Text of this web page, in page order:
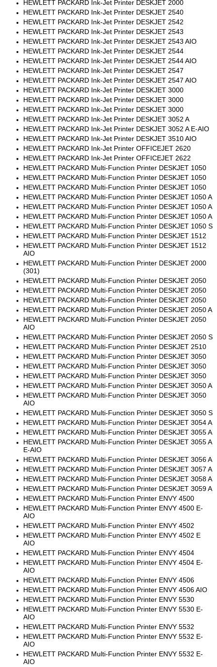
HEWLETT PACKARD Ink-Jet Printer DESKJET 2000
HEWLETT PACKARD Ink-Jet Printer DESKJET 2540
HEWLETT PACKARD Ink-Jet Printer DESKJET 2542
HEWLETT PACKARD Ink-Jet Printer DESKJET 2543
HEWLETT PACKARD Ink-Jet Printer DESKJET 2543 AIO
HEWLETT PACKARD Ink-Jet Printer DESKJET 2544
HEWLETT PACKARD Ink-Jet Printer DESKJET 2544 AIO
HEWLETT PACKARD Ink-Jet Printer DESKJET 2547
HEWLETT PACKARD Ink-Jet Printer DESKJET 2547 AIO
HEWLETT PACKARD Ink-Jet Printer DESKJET 3000
HEWLETT PACKARD Ink-Jet Printer DESKJET 3000
HEWLETT PACKARD Ink-Jet Printer DESKJET 3000
HEWLETT PACKARD Ink-Jet Printer DESKJET 3052 A
HEWLETT PACKARD Ink-Jet Printer DESKJET 3052 A E-AIO
HEWLETT PACKARD Ink-Jet Printer DESKJET 3510 AIO
HEWLETT PACKARD Ink-Jet Printer OFFICEJET 2620
HEWLETT PACKARD Ink-Jet Printer OFFICEJET 2622
HEWLETT PACKARD Multi-Function Printer DESKJET 1050
HEWLETT PACKARD Multi-Function Printer DESKJET 1050
HEWLETT PACKARD Multi-Function Printer DESKJET 1050
HEWLETT PACKARD Multi-Function Printer DESKJET 1050 A
HEWLETT PACKARD Multi-Function Printer DESKJET 1050 A
HEWLETT PACKARD Multi-Function Printer DESKJET 1050 A
HEWLETT PACKARD Multi-Function Printer DESKJET 1050 S
HEWLETT PACKARD Multi-Function Printer DESKJET 1512
HEWLETT PACKARD Multi-Function Printer DESKJET 1512
AIO
HEWLETT PACKARD Multi-Function Printer DESKJET 2000
(301)
HEWLETT PACKARD Multi-Function Printer DESKJET 2050
HEWLETT PACKARD Multi-Function Printer DESKJET 2050
HEWLETT PACKARD Multi-Function Printer DESKJET 2050
HEWLETT PACKARD Multi-Function Printer DESKJET 2050 A
HEWLETT PACKARD Multi-Function Printer DESKJET 2050
AIO
HEWLETT PACKARD Multi-Function Printer DESKJET 2050 S
HEWLETT PACKARD Multi-Function Printer DESKJET 2510
HEWLETT PACKARD Multi-Function Printer DESKJET 3050
HEWLETT PACKARD Multi-Function Printer DESKJET 3050
HEWLETT PACKARD Multi-Function Printer DESKJET 3050
HEWLETT PACKARD Multi-Function Printer DESKJET 3050 A
HEWLETT PACKARD Multi-Function Printer DESKJET 3050
AIO
HEWLETT PACKARD Multi-Function Printer DESKJET 3050 S
HEWLETT PACKARD Multi-Function Printer DESKJET 3054 A
HEWLETT PACKARD Multi-Function Printer DESKJET 3055 A
HEWLETT PACKARD Multi-Function Printer DESKJET 3055 A
E-AIO
HEWLETT PACKARD Multi-Function Printer DESKJET 3056 A
HEWLETT PACKARD Multi-Function Printer DESKJET 3057 A
HEWLETT PACKARD Multi-Function Printer DESKJET 3058 A
HEWLETT PACKARD Multi-Function Printer DESKJET 3059 A
HEWLETT PACKARD Multi-Function Printer ENVY 4500
HEWLETT PACKARD Multi-Function Printer ENVY 4500 E-
AIO
HEWLETT PACKARD Multi-Function Printer ENVY 4502
HEWLETT PACKARD Multi-Function Printer ENVY 4502 E
AIO
HEWLETT PACKARD Multi-Function Printer ENVY 4504
HEWLETT PACKARD Multi-Function Printer ENVY 4504 E-
AIO
HEWLETT PACKARD Multi-Function Printer ENVY 4506
HEWLETT PACKARD Multi-Function Printer ENVY 4506 AIO
HEWLETT PACKARD Multi-Function Printer ENVY 5530
HEWLETT PACKARD Multi-Function Printer ENVY 5530 E-
AIO
HEWLETT PACKARD Multi-Function Printer ENVY 5532
HEWLETT PACKARD Multi-Function Printer ENVY 5532 E-
AIO
HEWLETT PACKARD Multi-Function Printer ENVY 5532 E-
AIO